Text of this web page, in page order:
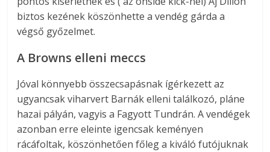
biztos kezének köszönhette a vendég gárda a
végső győzelmet.
A Browns elleni meccs
Jóval könnyebb összecsapásnak ígérkezett az
ugyancsak viharvert Barnák elleni találkozó, pláne
hazai pályán, vagyis a Fagyott Tundrán. A vendégek
azonban erre eleinte igencsak keményen
rácáfoltak, köszönhetően főleg a kiváló futójuknak